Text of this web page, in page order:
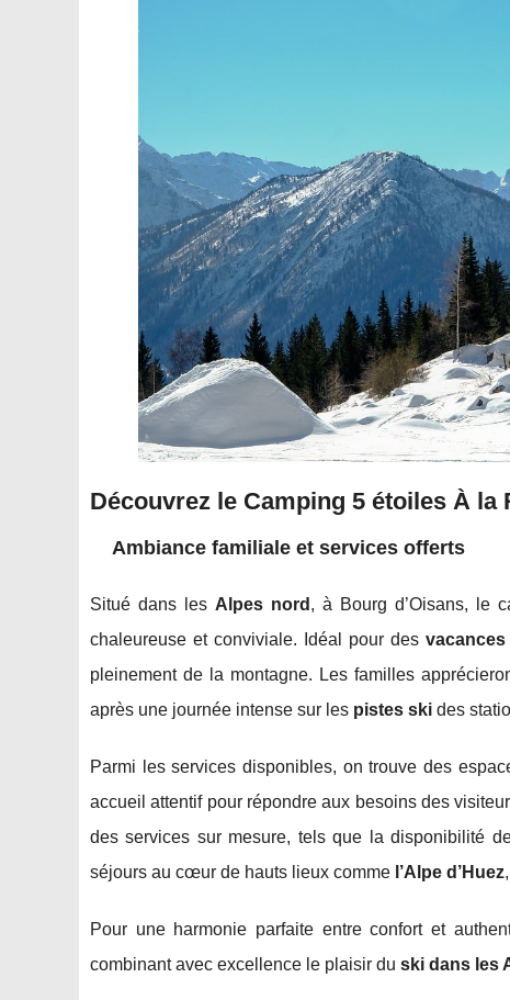
Découvrez le Camping 5 étoiles À la
Ambiance familiale et services offerts
Situé dans les Alpes nord , à Bourg d’Oisans, le
chaleureuse et conviviale. Idéal pour des
pleinement de la montagne. Les familles
après une journée intense sur les pistes ski des
Parmi les services disponibles, on trouve des
accueil attentif pour répondre aux besoins des
des services sur mesure, tels que la disponibilité
séjours au cœur de hauts lieux comme l’Alpe d’Huez,
Pour une harmonie parfaite entre confort et
combinant avec excellence le plaisir du ski dans les